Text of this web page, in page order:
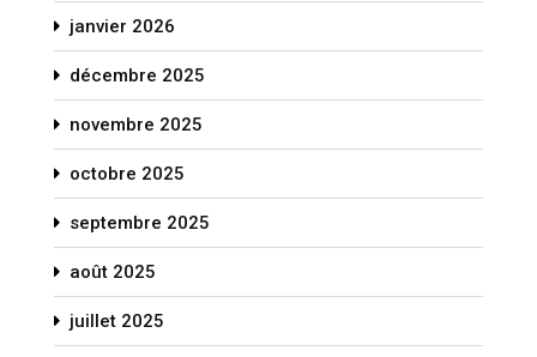
janvier 2026
décembre 2025
novembre 2025
octobre 2025
septembre 2025
août 2025
juillet 2025